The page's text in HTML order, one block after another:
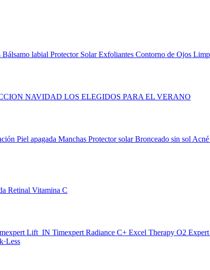
Bálsamo labial Protector SolarExfoliantes Contorno de Ojos
NAVIDAD LOS ELEGIDOS PARA EL VERANO
Piel apagada Manchas Protector solarBronceado sin sol
Retinal Vitamina C
Lift_IN Timexpert Radiance C+ Excel Therapy O2